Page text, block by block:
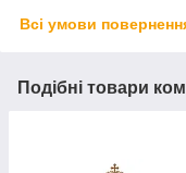
Всі умови
Подібні товари